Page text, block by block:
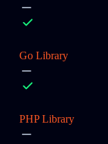
Go Library
PHP Library